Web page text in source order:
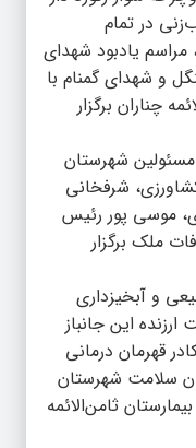
رکاب‌زنی در تمام
مراسم یادبود شهدای
و شهدای گمنام با
چناران برگزار
شهرستان
شرفخانی
موسی پور رئیس
ملک برگزار
و آبخیزداری
این جانباز
قهرمان درمانی
سلامت شهرستان
ثامن‌الائمه